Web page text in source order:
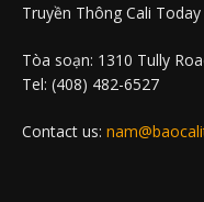
Truyền Thông Cali Today
Tòa soạn: 1310 Tully
Tel: (408) 482-6527
Contact us: